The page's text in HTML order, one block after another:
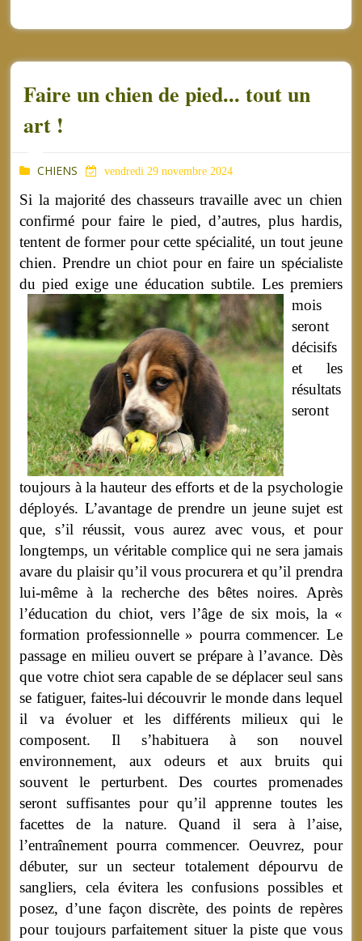
Faire un chien de pied... tout un
art !
CHIENS vendredi 29 novembre 2024
Si la majorité des chasseurs travaille avec un chien
confirmé pour faire le pied, d’autres, plus hardis,
tentent de former pour cette spécialité, un tout jeune
chien. Prendre un chiot pour en faire un spécialiste
du pied exige une éducation subtile. Les premiers
mois
seront
décisifs
et les
résultats
seront
toujours à la hauteur des efforts et de la psychologie
déployés. L’avantage de prendre un jeune sujet est
que, s’il réussit, vous aurez avec vous, et pour
longtemps, un véritable complice qui ne sera jamais
avare du plaisir qu’il vous procurera et qu’il prendra
lui-même à la recherche des bêtes noires. Après
l’éducation du chiot, vers l’âge de six mois, la «
formation professionnelle » pourra commencer. Le
passage en milieu ouvert se prépare à l’avance. Dès
que votre chiot sera capable de se déplacer seul sans
se fatiguer, faites-lui découvrir le monde dans lequel
il va évoluer et les différents milieux qui le
composent. Il s’habituera à son nouvel
environnement, aux odeurs et aux bruits qui
souvent le perturbent. Des courtes promenades
seront suffisantes pour qu’il apprenne toutes les
facettes de la nature. Quand il sera à l’aise,
l’entraînement pourra commencer. Oeuvrez, pour
débuter, sur un secteur totalement dépourvu de
sangliers, cela évitera les confusions possibles et
posez, d’une façon discrète, des points de repères
pour toujours parfaitement situer la piste que vous